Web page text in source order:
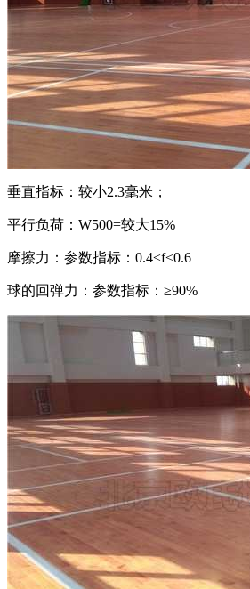
垂直指标：较小2.3毫米；
平行负荷：W500=较大15%
摩擦力：参数指标：0.4≤f≤0.6
球的回弹力：参数指标：≥90%